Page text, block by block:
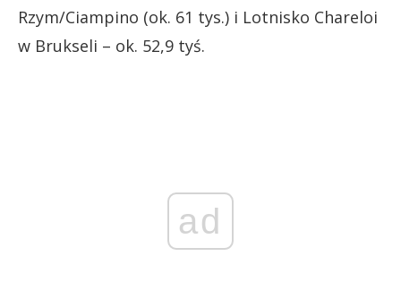
Rzym/Ciampino (ok. 61 tys.) i Lotnisko Chareloi
w Brukseli – ok. 52,9 tyś.
ad